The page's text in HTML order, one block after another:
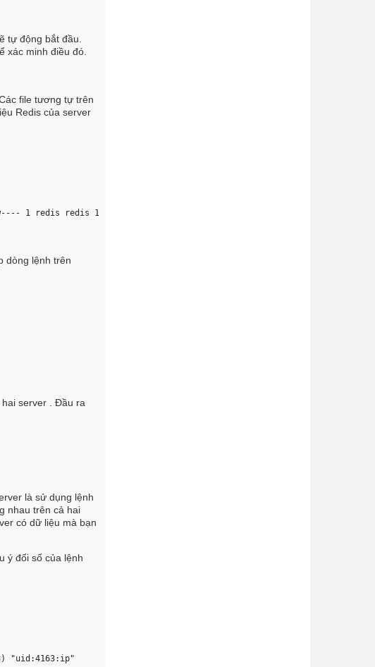
tự động bắt đầu.
xác minh điều đó.
file tương tự trên
Redis của server
1 redis redis 13M Oct  6 22:53 dump.rdb
dòng lệnh trên
server . Đầu ra
là sử dụng lệnh
nhau trên cả hai
có dữ liệu mà bạn
ý đối số của lệnh
4) "user:15682"     5) "user:1635"     6)